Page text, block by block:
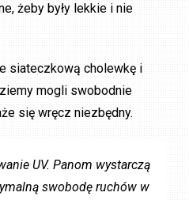
żeby były lekkie i nie
siateczkową cholewkę i
mogli swobodnie
się wręcz niezbędny.
UV. Panom wystarczą
swobodę ruchów w